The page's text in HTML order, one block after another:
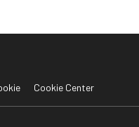
Cookie Center